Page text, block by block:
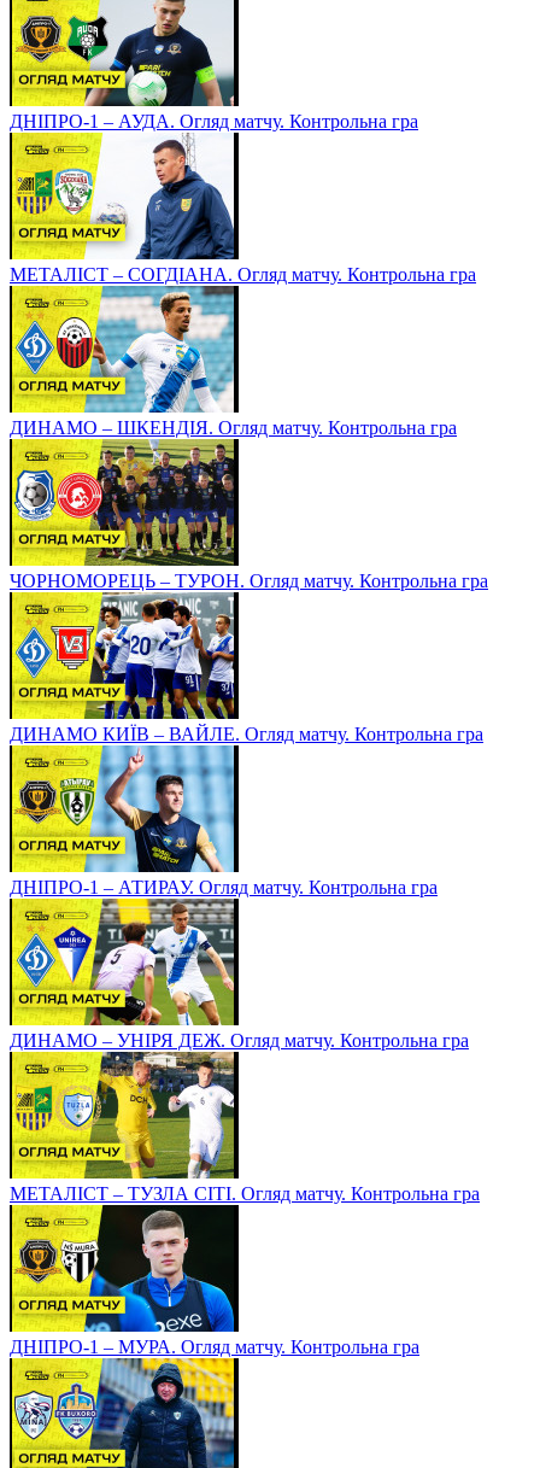
ДНІПРО-1 – АУДА. Огляд матчу. Контрольна гра
МЕТАЛІСТ – СОГДІАНА. Огляд матчу. Контрольна гра
ДИНАМО – ШКЕНДІЯ. Огляд матчу. Контрольна гра
ЧОРНОМОРЕЦЬ – ТУРОН. Огляд матчу. Контрольна гра
ДИНАМО КИЇВ – ВАЙЛЕ. Огляд матчу. Контрольна гра
ДНІПРО-1 – АТИРАУ. Огляд матчу. Контрольна гра
ДИНАМО – УНІРЯ ДЕЖ. Огляд матчу. Контрольна гра
МЕТАЛІСТ – ТУЗЛА СІТІ. Огляд матчу. Контрольна гра
ДНІПРО-1 – МУРА. Огляд матчу. Контрольна гра